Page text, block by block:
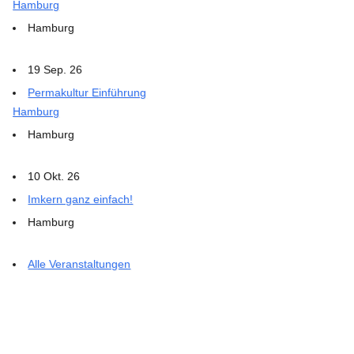
Hamburg
Hamburg
19 Sep. 26
Permakultur Einführung
Hamburg
Hamburg
10 Okt. 26
Imkern ganz einfach!
Hamburg
Alle Veranstaltungen